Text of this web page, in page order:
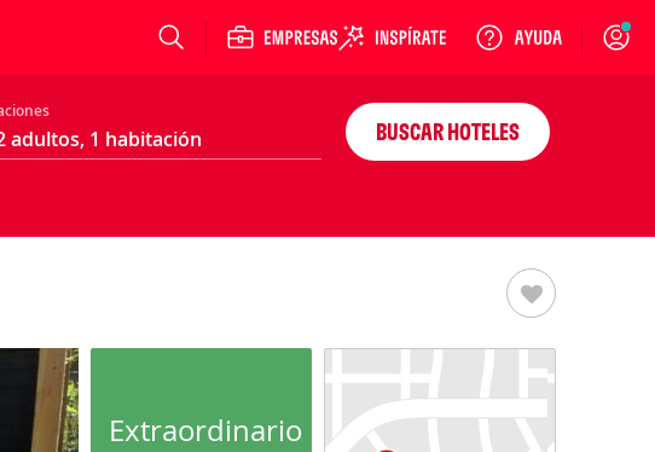
Login
BUSCAR HOTELES
Extraordinario